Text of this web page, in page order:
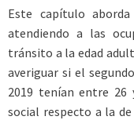
Este capítulo
atendiendo a las
tránsito a la edad
averiguar si el
2019 tenían entre 26
social respecto a la